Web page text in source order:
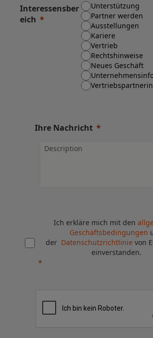
Interessensber
eich
Unterstützung
Partner werden
Ausstellungen
Kariere
Vertrieb
Rechtshinweise
Neues Geschäft
Ihre Nachricht
Ich erkläre mich mit den
Geschäftsbedingungen
der Datenschutzrichtlinie von
einverstanden.